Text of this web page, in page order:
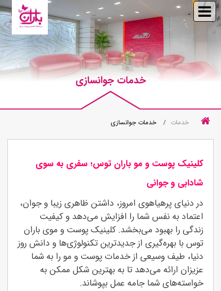
ورود
خدمات جوانسازی
خدمات خدمات جوانسازی
کلینیک پوست و مو باران توس؛ سفری به سوی
شادابی و جوانی
در دنیای پرهیاهوی امروز، داشتن ظاهری زیبا و جوان،
اعتماد به نفس شما را افزایش می‌دهد و کیفیت
زندگی را بهبود می‌بخشد. کلینیک پوست و موی باران
توس با بهره‌گیری از جدیدترین تکنولوژی‌ها و دانش روز
دنیا، طیف وسیعی از خدمات پوست و مو را به شما
عزیزان ارائه می‌دهد تا به بهترین شکل ممکن به
خواسته‌های شما جامه عمل بپوشاند.